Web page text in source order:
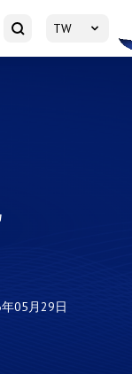
TW
05月29日